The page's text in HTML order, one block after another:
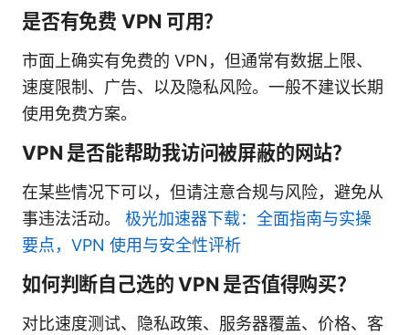
是否有免费 VPN 可用？
市面上确实有免费的 VPN，但通常有数据上限、
速度限制、广告、以及隐私风险。一般不建议长期
使用免费方案。
VPN 是否能帮助我访问被屏蔽的网站？
在某些情况下可以，但请注意合规与风险，避免从
事违法活动。 极光加速器下载：全面指南与实操
要点，VPN 使用与安全性评析
如何判断自己选的 VPN 是否值得购买？
对比速度测试、隐私政策、服务器覆盖、价格、客